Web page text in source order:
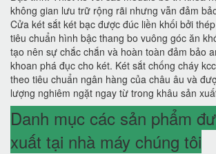
không gian lưu trữ rộng rãi nhưng vẫn đảm
Cửa két sắt két bạc được đúc liền khối bởi
tiêu chuẩn hình bậc thang bo vuông góc ăn
tạo nên sự chắc chắn và hoàn toàn đảm bảo
khoan phá đục cho két. Két sắt chống cháy
theo tiêu chuẩn ngân hàng của châu âu và
lượng nghiêm ngặt ngay từ trong khâu sản
Danh mục các sản phẩm
xuất tại nhà máy chúng tôi